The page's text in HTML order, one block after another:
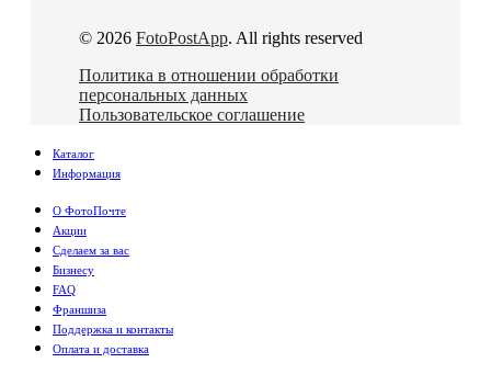
© 2026 FotoPostApp. All rights reserved
Политика в отношении обработки
персональных данных
Пользовательское соглашение
Каталог
Информация
О ФотоПочте
Акции
Сделаем за вас
Бизнесу
FAQ
Франшиза
Поддержка и контакты
Оплата и доставка